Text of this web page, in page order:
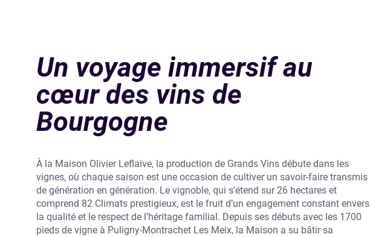
Un voyage immersif au
cœur des vins de
Bourgogne
À la Maison Olivier Leflaive, la production de Grands Vins débute dans les
vignes, où chaque saison est une occasion de cultiver un savoir-faire transmis
de génération en génération. Le vignoble, qui s’étend sur 26 hectares et
comprend 82 Climats prestigieux, est le fruit d’un engagement constant envers
la qualité et le respect de l’héritage familial. Depuis ses débuts avec les 1700
pieds de vigne à Puligny-Montrachet Les Meix, la Maison a su bâtir sa